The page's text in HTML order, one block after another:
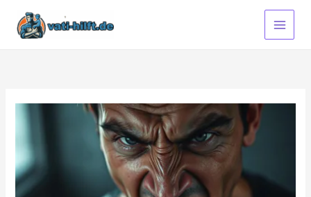
Inhalt
springen